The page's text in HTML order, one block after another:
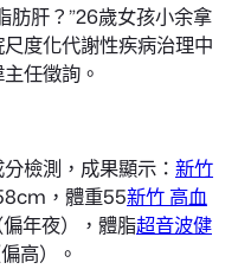
肪肝？”26歲女孩小余拿
度化代謝性疾病治理中
任徵詢。
檢測，成果顯示： 新竹
，體重55新竹 高血
年夜），體脂超音波健
高）。